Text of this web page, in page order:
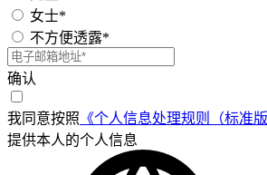
女士*
不方便透露*
确认
我同意按照 《个人信息处理规则（标准版
提供本人的个人信息